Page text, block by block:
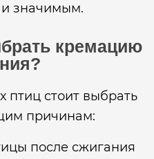
значимым.
кремацию
стоит выбрать
причинам:
после сжигания